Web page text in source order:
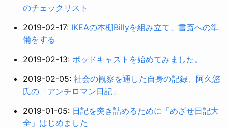
のチェックリスト
2019-02-17: IKEAの本棚Billyを組み立て、書斎への準
備をする
2019-02-13: ポッドキャストを始めてみました。
2019-02-05: 社会の観察を通した自身の記録、阿久悠
氏の「アンチロマン日記」
2019-01-05: 日記を突き詰めるために「めざせ日記大
全」はじめました